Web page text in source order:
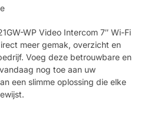
WP Video Intercom 7″ Wi-Fi
meer gemak, overzicht en
Voeg deze betrouwbare en
nog toe aan uw
een slimme oplossing die elke